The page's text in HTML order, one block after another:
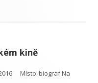
kině
Místo:biograf Na